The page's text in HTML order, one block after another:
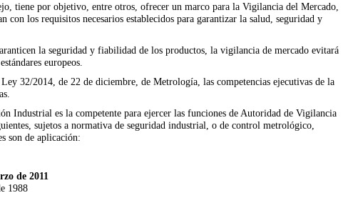
tiene por objetivo, entre otros, ofrecer un marco para la Vigilancia del Mercado,
los requisitos necesarios establecidos para garantizar la salud, seguridad y
la seguridad y fiabilidad de los productos, la vigilancia de mercado evitará
europeos.
32/2014, de 22 de diciembre, de Metrología, las competencias ejecutivas de la
Industrial es la competente para ejercer las funciones de Autoridad de Vigilancia
sujetos a normativa de seguridad industrial, o de control metrológico,
son de aplicación:
de 2011
1988